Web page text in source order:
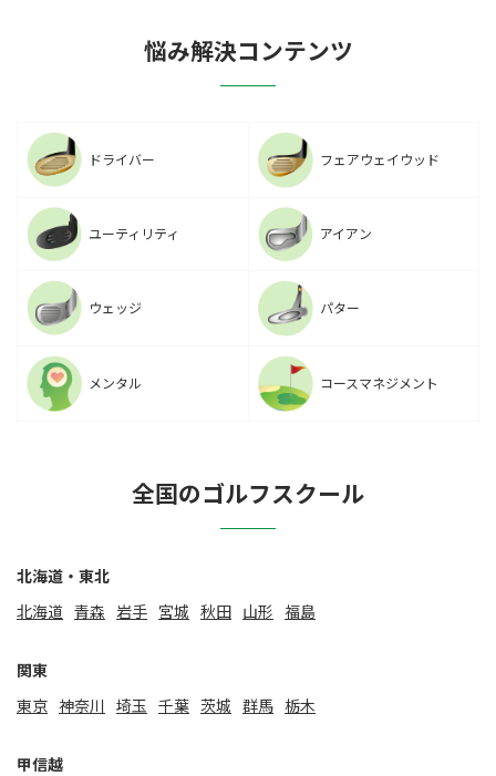
悩み解決コンテンツ
ドライバー フェアウェイウッド
ユーティリティ アイアン
ウェッジ パター
メンタル コースマネジメント
全国のゴルフスクール
北海道・東北
北海道 ⻘森 岩手 宮城 秋田 山形 福島
関東
東京 神奈川 埼玉 千葉 茨城 群馬 栃木
甲信越